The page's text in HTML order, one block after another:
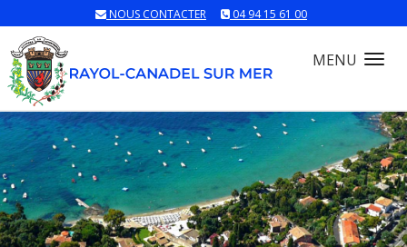
NOUS CONTACTER 04 94 15 61 00
MENU